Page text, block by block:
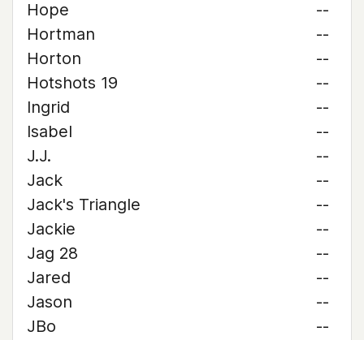
Hope
--
Hortman
--
Horton
--
Hotshots 19
--
Ingrid
--
Isabel
--
J.J.
--
Jack
--
Jack's Triangle
--
Jackie
--
Jag 28
--
Jared
--
Jason
--
JBo
--